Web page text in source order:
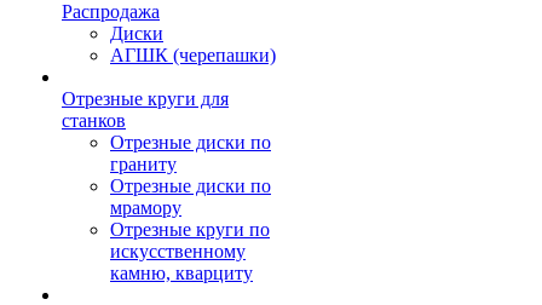
Распродажа
Диски
АГШК (черепашки)
Отрезные круги для
станков
Отрезные диски по
граниту
Отрезные диски по
мрамору
Отрезные круги по
искусственному
камню, кварциту